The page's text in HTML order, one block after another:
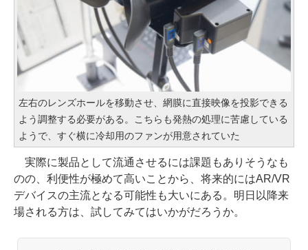
左右のレンズホールを移動させ、網膜に直接映像を投影できる
よう調整する必要がある。こちらも発熱の処理に苦慮している
ようで、すぐ横に冷却用のファンが用意されていた
実際に製品として流通させるには課題もありそうなも
のの、利便性が極めて高いことから、将来的にはAR/VR
デバイスの主流となる可能性も大いにある。明日以降来
場される方は、試してみてはいかがだろうか。